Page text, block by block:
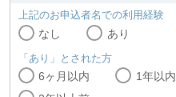
上記のお申込者名での利用経験
なし あり
「あり」とされた方
6ヶ月以内 1年以内